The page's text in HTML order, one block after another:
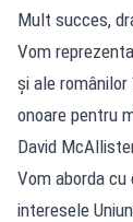
Mult succes,
Vom
și ale
onoare pentru
David
Vom aborda
interesele